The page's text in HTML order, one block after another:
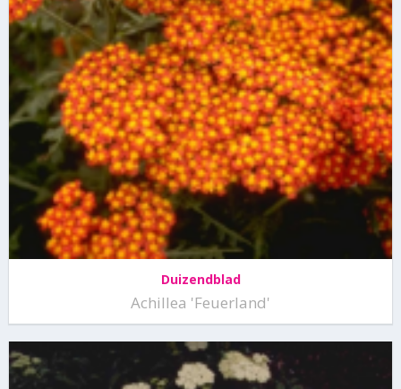
Duizendblad
Achillea 'Feuerland'